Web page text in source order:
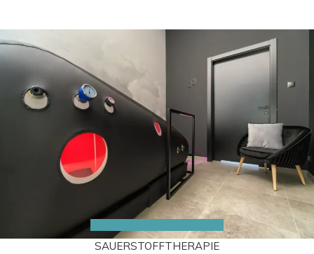
SAUERSTOFFTHERAPIE